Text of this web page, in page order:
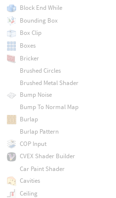
Block End While
Bounding Box
Box Clip
Boxes
Bricker
Brushed Circles
Brushed Metal Shader
Bump Noise
Bump To Normal Map
Burlap
Burlap Pattern
COP Input
CVEX Shader Builder
Car Paint Shader
Cavities
Ceiling